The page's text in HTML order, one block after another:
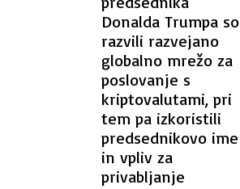
Donalda Trumpa so
razvili razvejano
globalno mrežo za
poslovanje s
kriptovalutami, pri
tem pa izkoristili
predsednikovo ime
in vpliv za
privabljanje